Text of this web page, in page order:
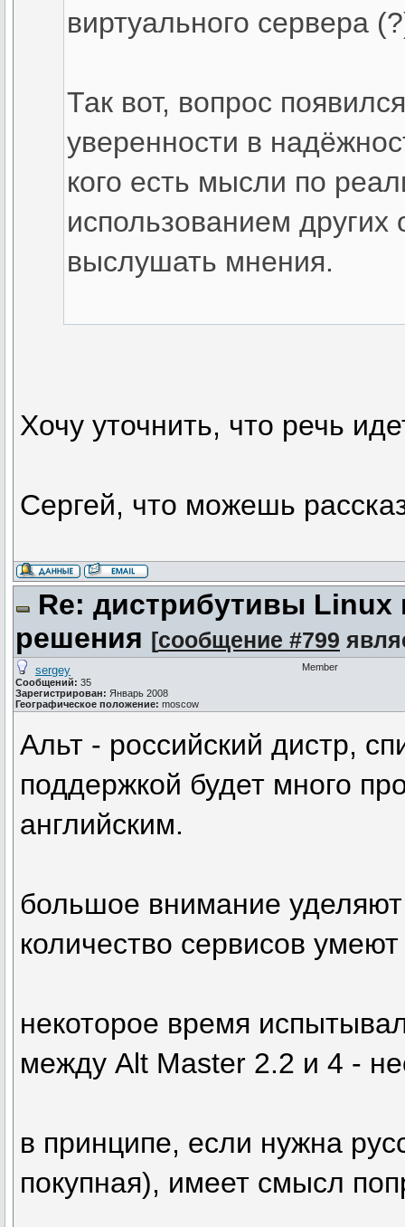
виртуального сервера
Так вот, вопрос
уверенности в
кого есть мысли по
использованием
выслушать мнения.
Хочу уточнить, что речь
Сергей, что можешь
Re: дистрибутивы Linux
решения [сообщение #799
sergey
Сообщений: 35
Зарегистрирован: Январь 2008
Географическое положение: moscow
Member
Альт - российский дистр,
поддержкой будет много
английским.
большое внимание
количество сервисов
некоторое время
между Alt Master 2.2 и 4 -
в принципе, если нужна
покупная), имеет смысл